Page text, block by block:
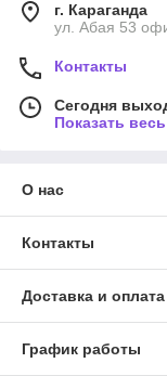
г. Караганда
ул. Абая 53
Контакты
Сегодня
Показать
О нас
Контакты
Доставка и оплата
График работы